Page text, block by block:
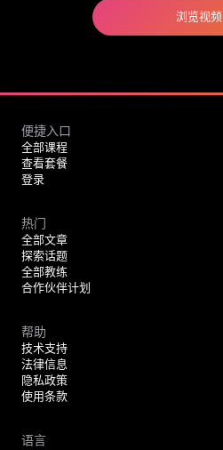
浏览视频
便捷入口
全部课程
查看套餐
登录
热门
全部文章
探索话题
全部教练
合作伙伴计划
帮助
技术支持
法律信息
隐私政策
使用条款
语言